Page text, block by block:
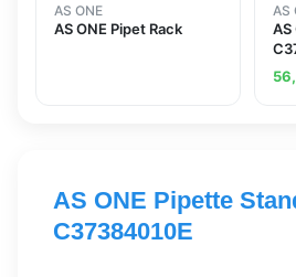
AS ONE
AS ONE Pipet Rack
AS
AS
AS ONE Pipette
C37384010E